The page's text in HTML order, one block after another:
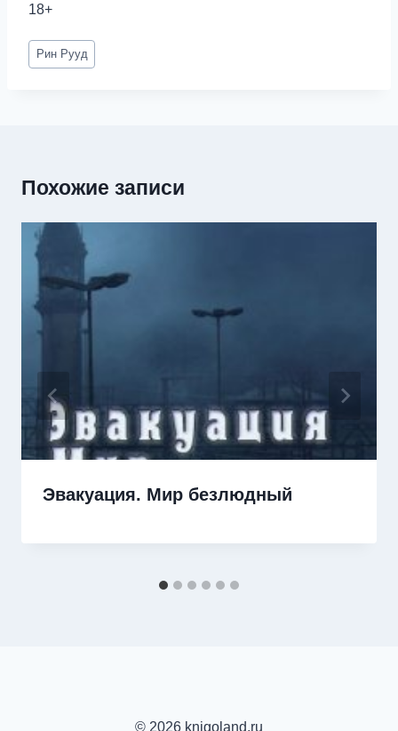
18+
Метки
записи:
Рин Рууд
Похожие записи
Эвакуация. Мир безлюдный
© 2026 knigoland.ru